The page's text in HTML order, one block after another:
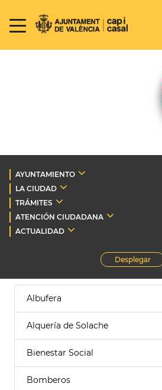
AYUNTAMIENTO
LA CIUDAD
TRÁMITES
ATENCIÓN CIUDADANA
ACTUALIDAD
Desplegar
Albufera
Alquería de Solache
Bienestar Social
Bomberos